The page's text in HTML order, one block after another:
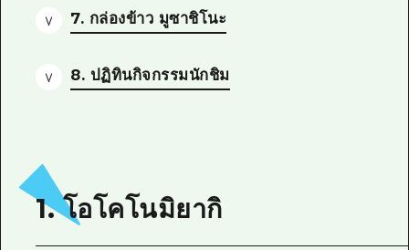
7. กล่องข้าว มูซาชิโนะ
8. ปฏิทินกิจกรรมนักชิม
1. โอโคโนมิยากิ